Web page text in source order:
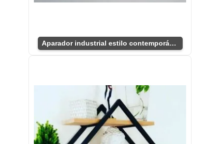
Aparador industrial estilo contemporáneo para salón